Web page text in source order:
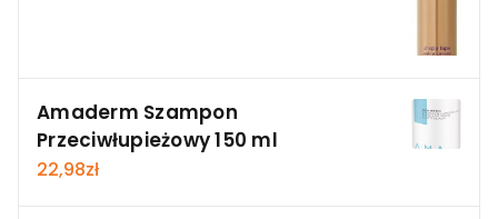
Amaderm Szampon
Przeciwłupieżowy 150 ml
22,98zł